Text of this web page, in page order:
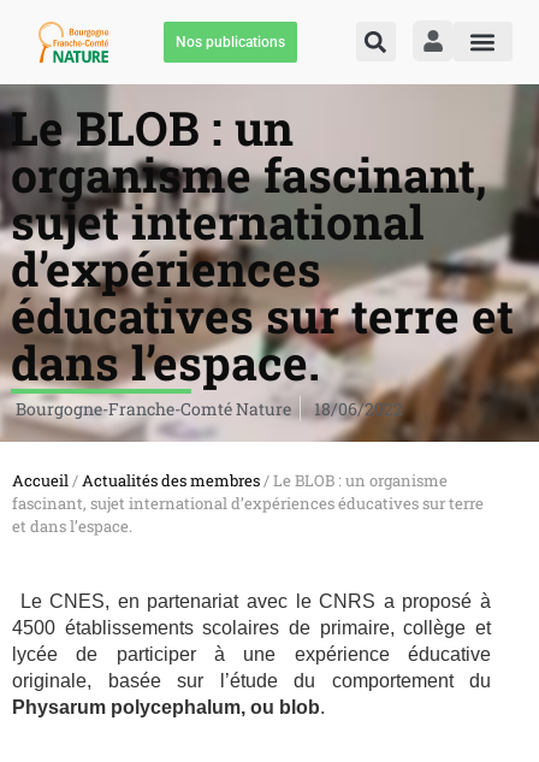
Nos publications
Le BLOB : un
organisme fascinant,
sujet international
d’expériences
éducatives sur terre et
dans l’espace.
Bourgogne-Franche-Comté Nature 18/06/2022
Accueil/Actualités des membres/ Le BLOB : un organisme
fascinant, sujet international d’expériences éducatives sur terre
et dans l’espace.
Le CNES, en partenariat avec le CNRS a proposé à
4500 établissements scolaires de primaire, collège et
lycée de participer à une expérience éducative
originale, basée sur l’étude du comportement du
Physarum polycephalum, ou blob.